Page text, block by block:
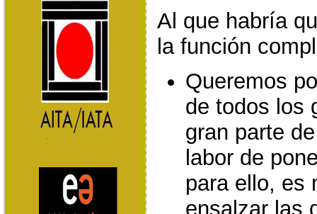
Al que habría
la función
Queremos
de todos los
gran parte
labor de
para ello, es
ensalzar las